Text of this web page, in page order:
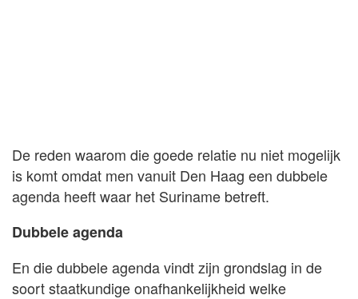
De reden waarom die goede relatie nu niet mogelijk
is komt omdat men vanuit Den Haag een dubbele
agenda heeft waar het Suriname betreft.
Dubbele agenda
En die dubbele agenda vindt zijn grondslag in de
soort staatkundige onafhankelijkheid welke